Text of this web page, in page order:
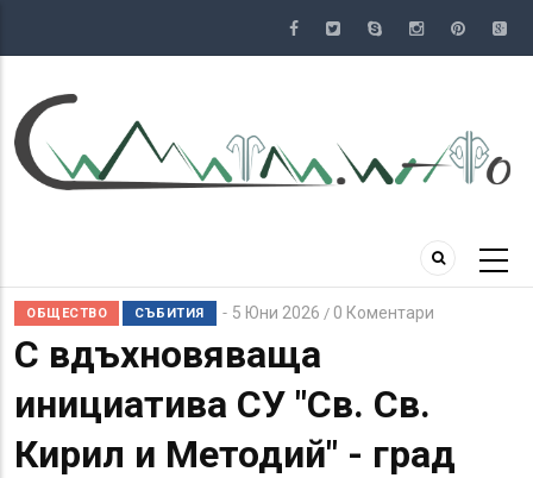
съдържание
ОБЩЕСТВО СЪБИТИЯ 5 Юни 2026 / 0 Коментари
С вдъхновяваща
инициатива СУ "Св. Св.
Кирил и Методий" - град